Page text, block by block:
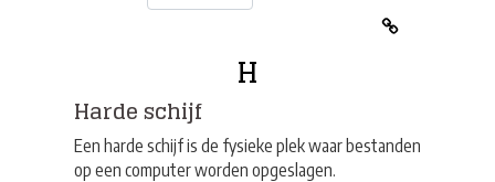
H
Harde schijf
Een harde schijf is de fysieke plek waar bestanden
op een computer worden opgeslagen.